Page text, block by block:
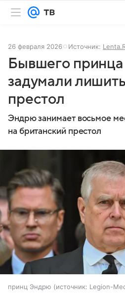
26 февраля 2026 Источник:
Бывшего
задумали
престол
Эндрю занимает восьмое
на британский престол
принц Эндрю источник: Legion-